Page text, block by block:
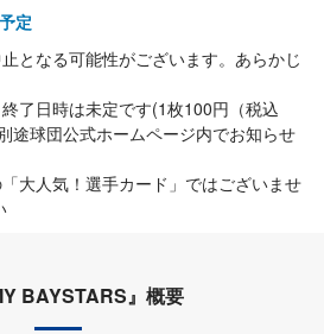
定
となる可能性がございます。あらかじ
了日時は未定です(1枚100円（税込
途球団公式ホームページ内でお知らせ
大人気！選手カード」ではございませ
BAYSTARS』概要